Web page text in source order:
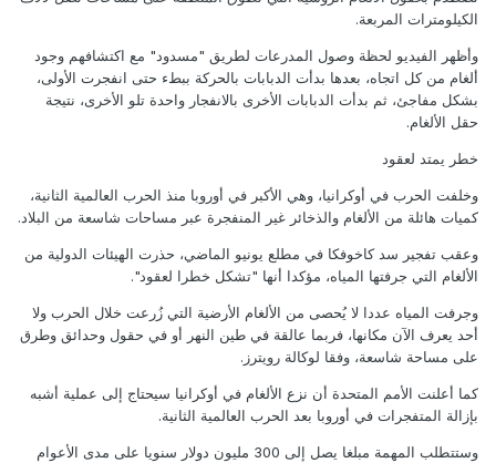
الكيلومترات المربعة.
وأظهر الفيديو لحظة وصول المدرعات لطريق "مسدود" مع اكتشافهم وجود
ألغام من كل اتجاه، بعدها بدأت الدبابات بالحركة ببطء حتى انفجرت الأولى،
بشكل مفاجئ، ثم بدأت الدبابات الأخرى بالانفجار واحدة تلو الأخرى، نتيجة
حقل الألغام.
خطر يمتد لعقود
وخلفت الحرب في أوكرانيا، وهي الأكبر في أوروبا منذ الحرب العالمية الثانية،
كميات هائلة من الألغام والذخائر غير المنفجرة عبر مساحات شاسعة من البلاد.
وعقب تفجير سد كاخوفكا في مطلع يونيو الماضي، حذرت الهيئات الدولية من
الألغام التي جرفتها المياه، مؤكدا أنها "تشكل خطرا لعقود".
وجرفت المياه عددا لا يُحصى من الألغام الأرضية التي زُرعت خلال الحرب ولا
أحد يعرف الآن مكانها، فربما عالقة في طين النهر أو في حقول وحدائق وطرق
على مساحة شاسعة، وفقا لوكالة رويترز.
كما أعلنت الأمم المتحدة أن نزع الألغام في أوكرانيا سيحتاج إلى عملية أشبه
بإزالة المتفجرات في أوروبا بعد الحرب العالمية الثانية.
وستتطلب المهمة مبلغا يصل إلى 300 مليون دولار سنويا على مدى الأعوام